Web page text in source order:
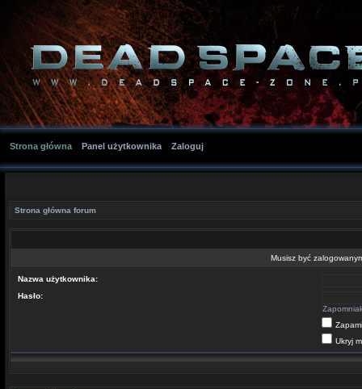
Strona główna Panel użytkownika Zaloguj
Strona główna forum
Musisz być
Nazwa użytkownika:
Hasło:
Ukryj